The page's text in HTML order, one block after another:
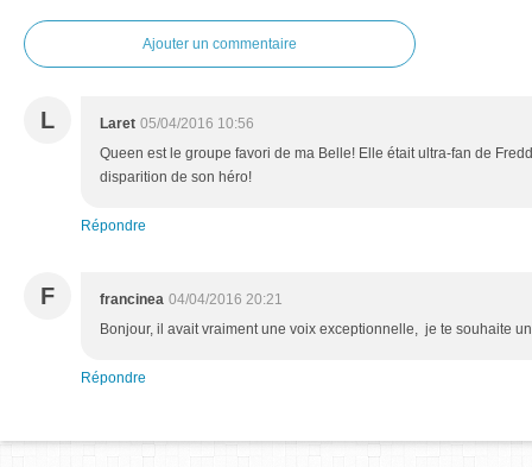
Ajouter un commentaire
L Laret 05/04/2016 10:56
Queen est le groupe favori de ma Belle! Elle était ultra-fan de
disparition de son héro!
Répondre
F francinea 04/04/2016 20:21
Bonjour, il avait vraiment une voix exceptionnelle, je te souhaite
Répondre